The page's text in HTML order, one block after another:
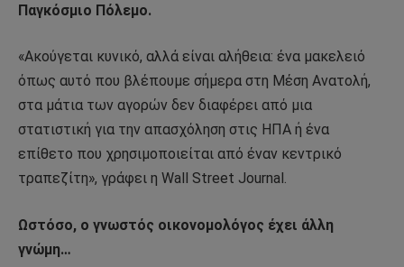
Παγκόσμιο Πόλεμο.
«Ακούγεται κυνικό, αλλά είναι αλήθεια: ένα μακελειό
όπως αυτό που βλέπουμε σήμερα στη Μέση Ανατολή,
στα μάτια των αγορών δεν διαφέρει από μια
στατιστική για την απασχόληση στις ΗΠΑ ή ένα
επίθετο που χρησιμοποιείται από έναν κεντρικό
τραπεζίτη», γράφει η Wall Street Journal.
Ωστόσο, ο γνωστός οικονομολόγος έχει άλλη
γνώμη…